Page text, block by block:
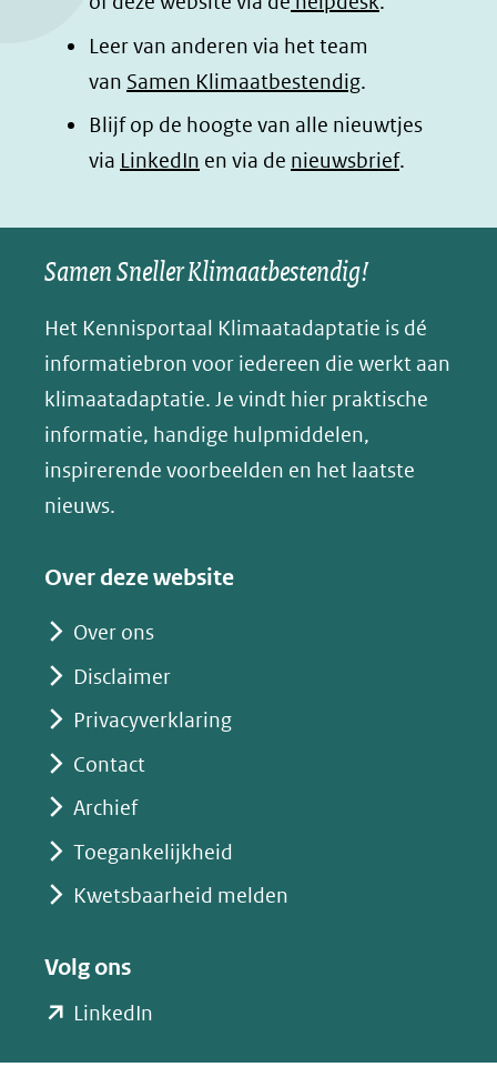
(opent
in
nieuw
venster)
naar
een
website)
(opent
in
nieuw
venster)
naar
een
website)
(opent
in
nieuw
venster)
naar
een
website)
o
p
B
l
e
s
y
(opent
in
nieuw
venster)
Leer van anderen via het team
van Samen Klimaatbestendig.
Blijf op de hoogte van alle nieuwtjes
via LinkedIn (opent
nieuw
venster)
naar
een
andere
website)
en via de nieuwsbrief.
Samen Sneller Klimaatbestendig!
Het Kennisportaal Klimaatadaptatie is dé
informatiebron voor iedereen die werkt aan
klimaatadaptatie. Je vindt hier praktische
informatie, handige hulpmiddelen,
inspirerende voorbeelden en het laatste
nieuws.
Over deze website
Over ons
Disclaimer
Privacyverklaring
Contact
Archief
Toegankelijkheid
Kwetsbaarheid melden
Volg ons
LinkedIn